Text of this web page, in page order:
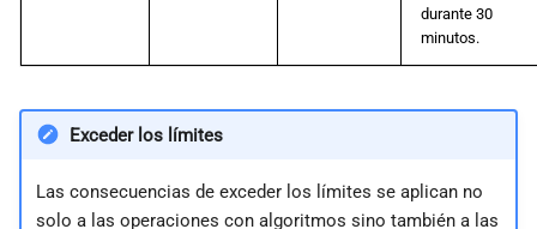
durante 30
minutos.
Exceder los límites
Las consecuencias de exceder los límites se aplican no
solo a las operaciones con algoritmos sino también a las